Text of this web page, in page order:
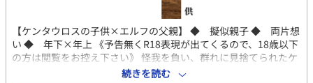
【ケンタウロスの子供×エルフの父親】 ◆ 擬似親子 ◆ 両片想
い ◆ 年下×年上 《予告無くR18表現が出てくるので、18歳以下
の方は閲覧をお控え下さい》 怪我を負い、群れに見捨てられたケ
ンタウロスの子供を、孤独なエルフが拾った。異種族であるその
続きを読む